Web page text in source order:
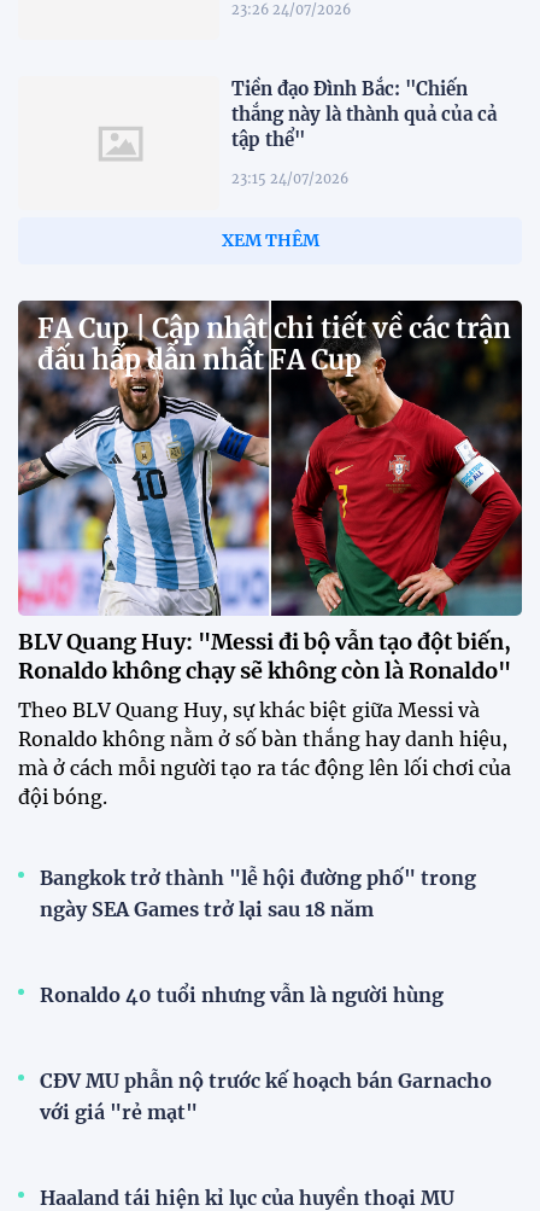
23:26 24/07/2026
Tiền đạo Đình Bắc: "Chiến
thắng này là thành quả của cả
tập thể"
23:15 24/07/2026
XEM THÊM
FA Cup | Cập nhật chi tiết về các trận
đấu hấp dẫn nhất FA Cup
BLV Quang Huy: "Messi đi bộ vẫn tạo đột biến,
Ronaldo không chạy sẽ không còn là Ronaldo"
Theo BLV Quang Huy, sự khác biệt giữa Messi và
Ronaldo không nằm ở số bàn thắng hay danh hiệu,
mà ở cách mỗi người tạo ra tác động lên lối chơi của
đội bóng.
Bangkok trở thành "lễ hội đường phố" trong
ngày SEA Games trở lại sau 18 năm
Ronaldo 40 tuổi nhưng vẫn là người hùng
CĐV MU phẫn nộ trước kế hoạch bán Garnacho
với giá "rẻ mạt"
Haaland tái hiện kỉ lục của huyền thoại MU